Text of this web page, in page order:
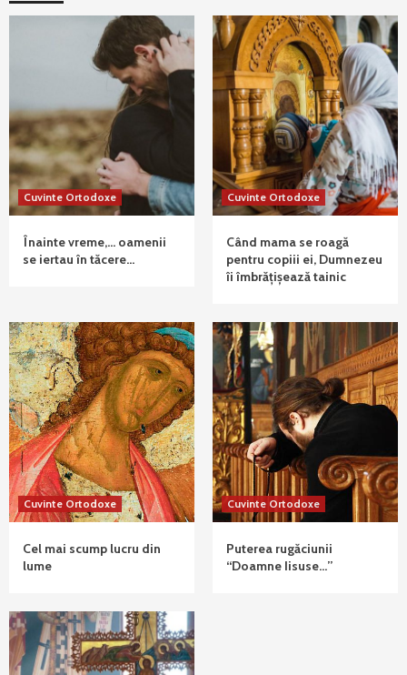
Cuvinte Ortodoxe
Înainte vreme,… oamenii
se iertau în tăcere…
Cuvinte Ortodoxe
Când mama se roagă
pentru copiii ei, Dumnezeu
îi îmbrățișează tainic
Cuvinte Ortodoxe
Cel mai scump lucru din
lume
Cuvinte Ortodoxe
Puterea rugăciunii
“Doamne Iisuse…”